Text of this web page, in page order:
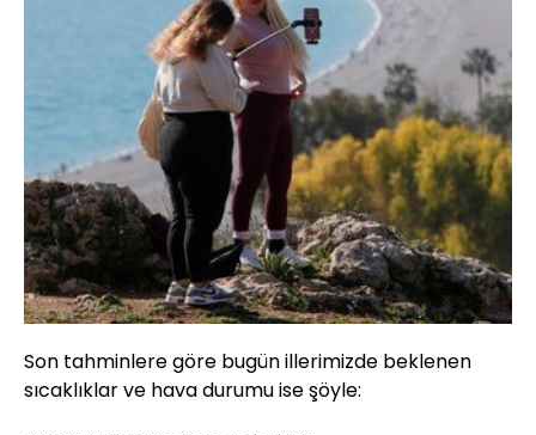
Son tahminlere göre bugün illerimizde beklenen
sıcaklıklar ve hava durumu ise şöyle: